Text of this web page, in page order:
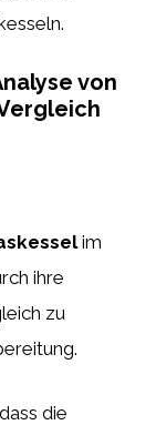
von
im
ihre
zu
die